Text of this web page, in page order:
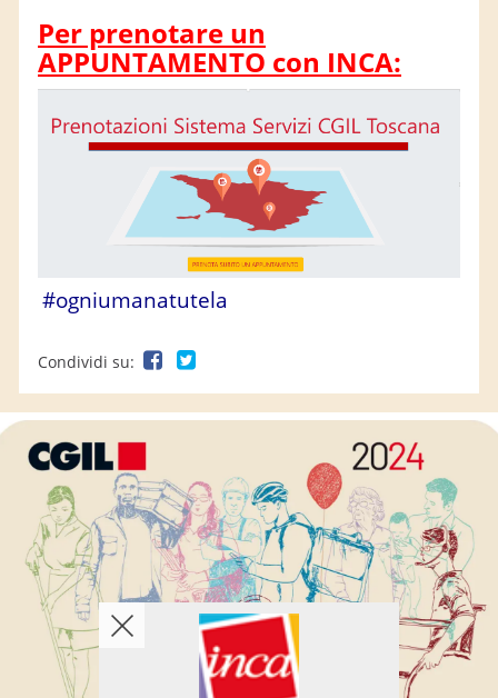
Per prenotare un
APPUNTAMENTO con INCA:
#ogniumanatutela
Condividi su: